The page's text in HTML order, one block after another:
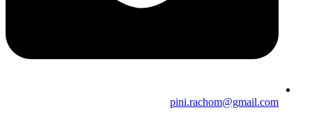
pini.rachom@gmail.com